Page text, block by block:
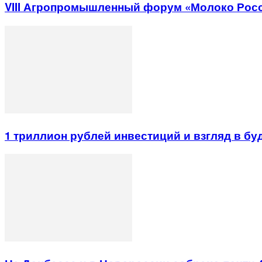
VIII Агропромышленный форум «Молоко
1 триллион рублей инвестиций и взгляд в